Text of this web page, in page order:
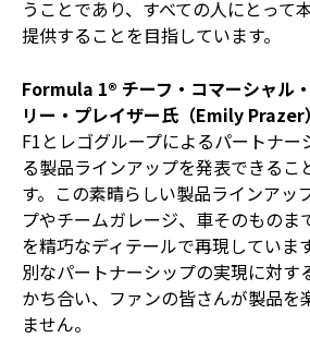
うことであり、すべての人にとって
提供することを目指しています。
Formula 1® チーフ・コマーシャル
リー・プレイザー氏（Emily Prazer
F1とレゴグループによるパートナー
る製品ラインアップを発表できるこ
す。この素晴らしい製品ラインアッ
プやチームガレージ、車そのものま
を精巧なディテールで再現していま
別なパートナーシップの実現に対す
かち合い、ファンの皆さんが製品を
ません。